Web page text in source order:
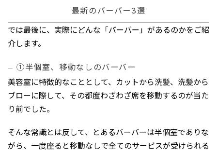
最新のバーバー3選
では最後に、実際にどんな「バーバー」があるのかをご紹
介します。
①半個室、移動なしのバーバー
美容室に特徴的なこととして、カットから洗髪、洗髪から
ブローに際して、その都度わざわざ席を移動するのが当た
り前でした。
そんな常識とは反して、とあるバーバーは半個室でありな
がら、一度座ると移動なしで全てのサービスが受けられる